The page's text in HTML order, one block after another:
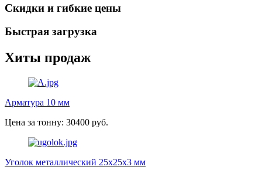
Скидки и гибкие цены
Быстрая загрузка
Хиты продаж
Арматура 10 мм
Цена за тонну: 30400 руб.
Уголок металлический 25х25х3 мм